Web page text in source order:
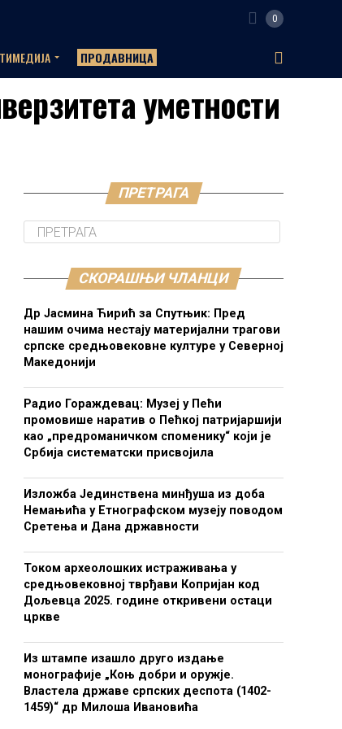
0
ПРОДАВНИЦА
уметности
ПРЕТРАГА
СКОРАШЊИ ЧЛАНЦИ
Др Јасмина Ћирић за Спутњик: Пред
нашим очима нестају материјални трагови
српске средњовековне културе у Северној
Македонији
Радио Гораждевац: Музеј у Пећи
промовише наратив о Пећкој патријаршији
као „предроманичком споменику“ који је
Србија систематски присвојила
Изложба Јединствена минђуша из доба
Немањића у Етнографском музеју поводом
Сретења и Дана државности
Током археолошких истраживања у
средњовековној тврђави Копријан код
Дољевца 2025. године откривени остаци
цркве
Из штампе изашло друго издање
монографије „Коњ добри и оружје.
Властела државе српских деспота (1402-
1459)“ др Милоша Ивановића